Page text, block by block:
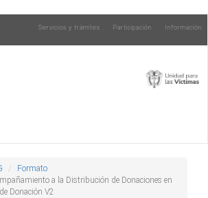
Servicios y trámites Participación Información
Formato
a la Distribución de Donaciones en
Donación V2